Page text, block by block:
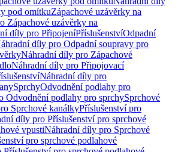
pod omítkuZápachové uzávěrky na
Zápachové uzávěrky na
díly pro PřipojeníPříslušenstvíOdpadní
díly pro Odpadní soupravy pro
Náhradní díly pro Zápachové
Náhradní díly pro Připojovací
Náhradní díly pro
SprchyOdvodnění podlahy pro
Odvodnění podlahy pro sprchySprchové
Sprchové kanálkyPříslušenství pro
díly pro Příslušenství pro sprchové
vpustiNáhradní díly pro Sprchové
pro sprchové podlahové